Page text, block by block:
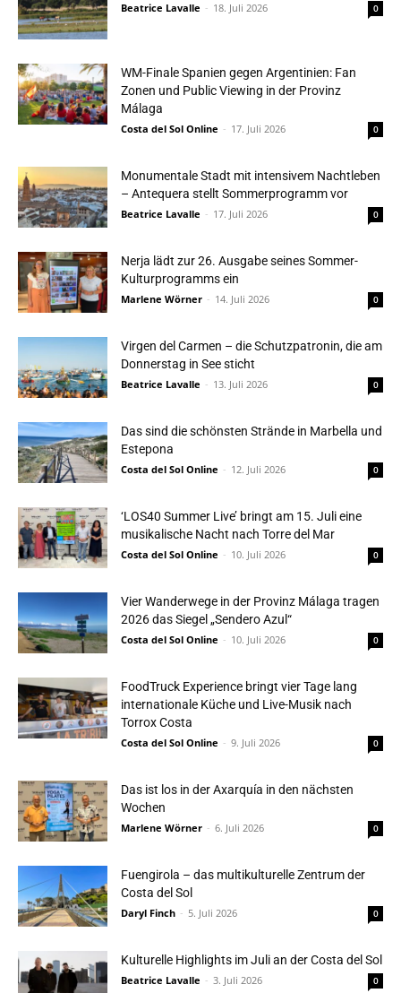
Beatrice Lavalle - 18. Juli 2026 0
WM-Finale Spanien gegen Argentinien: Fan
Zonen und Public Viewing in der Provinz
Málaga
Costa del Sol Online - 17. Juli 2026 0
Monumentale Stadt mit intensivem Nachtleben
– Antequera stellt Sommerprogramm vor
Beatrice Lavalle - 17. Juli 2026 0
Nerja lädt zur 26. Ausgabe seines Sommer-
Kulturprogramms ein
Marlene Wörner - 14. Juli 2026 0
Virgen del Carmen – die Schutzpatronin, die am
Donnerstag in See sticht
Beatrice Lavalle - 13. Juli 2026 0
Das sind die schönsten Strände in Marbella und
Estepona
Costa del Sol Online - 12. Juli 2026 0
‘LOS40 Summer Live’ bringt am 15. Juli eine
musikalische Nacht nach Torre del Mar
Costa del Sol Online - 10. Juli 2026 0
Vier Wanderwege in der Provinz Málaga tragen
2026 das Siegel „Sendero Azul“
Costa del Sol Online - 10. Juli 2026 0
FoodTruck Experience bringt vier Tage lang
internationale Küche und Live-Musik nach
Torrox Costa
Costa del Sol Online - 9. Juli 2026 0
Das ist los in der Axarquía in den nächsten
Wochen
Marlene Wörner - 6. Juli 2026 0
Fuengirola – das multikulturelle Zentrum der
Costa del Sol
Daryl Finch - 5. Juli 2026 0
Kulturelle Highlights im Juli an der Costa del Sol
Beatrice Lavalle - 3. Juli 2026 0